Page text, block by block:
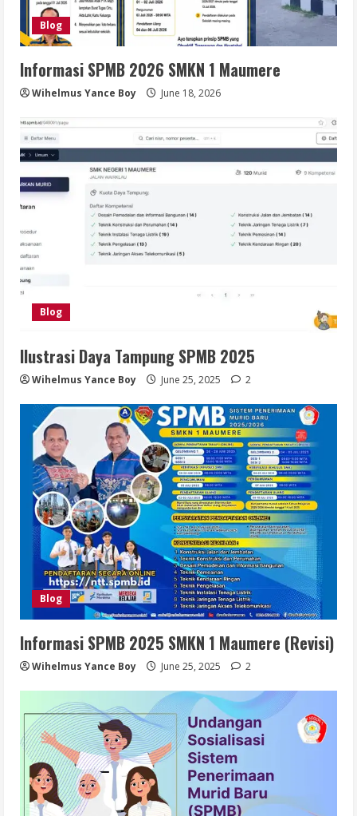
Blog
Informasi SPMB 2026 SMKN 1 Maumere
Wihelmus Yance Boy June 18, 2026
Blog
Ilustrasi Daya Tampung SPMB 2025
Wihelmus Yance Boy June 25, 2025 2
Blog
Informasi SPMB 2025 SMKN 1 Maumere (Revisi)
Wihelmus Yance Boy June 25, 2025 2